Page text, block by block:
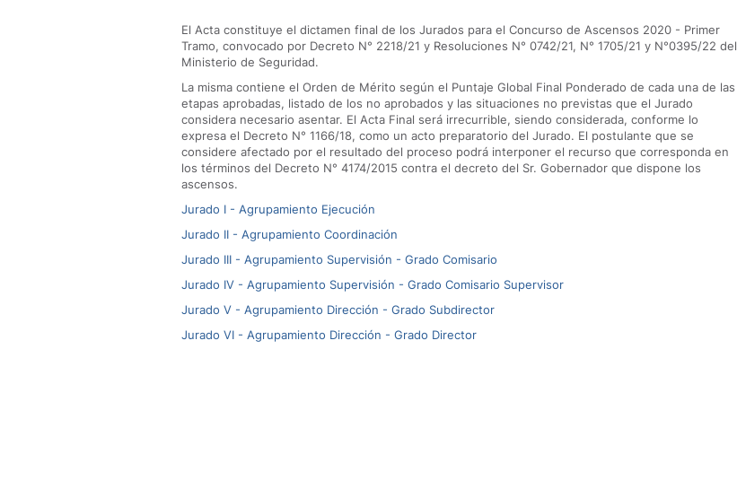
El Acta constituye el dictamen final de los Jurados para el Concurso de Ascensos 2020 - Primer
Tramo, convocado por Decreto N° 2218/21 y Resoluciones N° 0742/21, N° 1705/21 y N°0395/22 del
Ministerio de Seguridad.
La misma contiene el Orden de Mérito según el Puntaje Global Final Ponderado de cada una de las
etapas aprobadas, listado de los no aprobados y las situaciones no previstas que el Jurado
considera necesario asentar. El Acta Final será irrecurrible, siendo considerada, conforme lo
expresa el Decreto N° 1166/18, como un acto preparatorio del Jurado. El postulante que se
considere afectado por el resultado del proceso podrá interponer el recurso que corresponda en
los términos del Decreto N° 4174/2015 contra el decreto del Sr. Gobernador que dispone los
ascensos.
Jurado I - Agrupamiento Ejecución
Jurado II - Agrupamiento Coordinación
Jurado III - Agrupamiento Supervisión - Grado Comisario
Jurado IV - Agrupamiento Supervisión - Grado Comisario Supervisor
Jurado V - Agrupamiento Dirección - Grado Subdirector
Jurado VI - Agrupamiento Dirección - Grado Director